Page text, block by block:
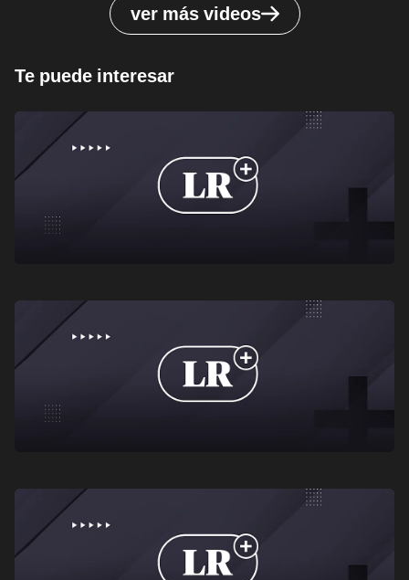
ver más videos
Te puede interesar